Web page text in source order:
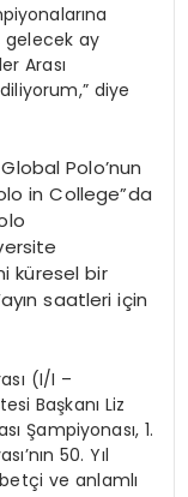
gelecek ay
Arası
diliyorum,” diye
Polo’nun
in College”da
küresel bir
saatleri için
(I/I –
Başkanı Liz
Şampiyonası, 1.
50. Yıl
ve anlamlı